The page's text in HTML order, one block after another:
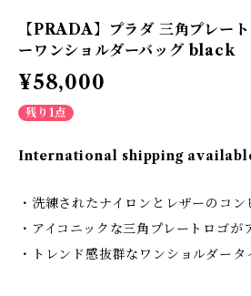
【PRADA】プラダ 三角プレー
ーワンショルダーバッグ black
¥58,000
残り1点
International shipping
・洗練されたナイロンとレザーのコ
・アイコニックな三角プレートロゴが
・トレンド感抜群なワンショルダータ